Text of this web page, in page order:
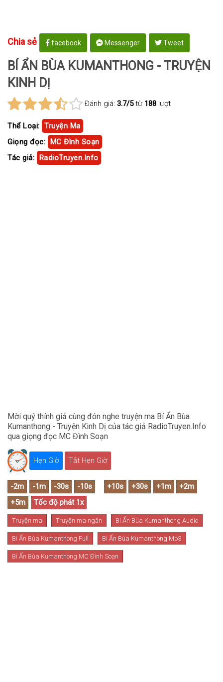
Chia sẻ facebook Messenger Tweet
BÍ ẨN BÙA KUMANTHONG - TRUYỆN
KINH DỊ
Đánh giá: 3.7/5từ 188 lượt
Thể Loại: Truyện Ma
Giọng đọc: MC Đình Soạn
Tác giả: RadioTruyen.Info
Mời quý thính giả cùng đón nghe truyện ma Bí Ẩn Bùa
Kumanthong - Truyện Kinh Dị của tác giả RadioTruyen.Info
qua giọng đọc MC Đình Soạn
Hẹn Giờ Tắt Hẹn Giờ
Truyện ma Truyện ma ngắn Bí Ẩn Bùa Kumanthong Audio
Bí Ẩn Bùa Kumanthong Full Bí Ẩn Bùa Kumanthong Mp3
Bí Ẩn Bùa Kumanthong MC Đình Soạn